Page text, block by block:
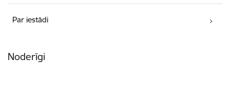
Par iestādi
Noderīgi